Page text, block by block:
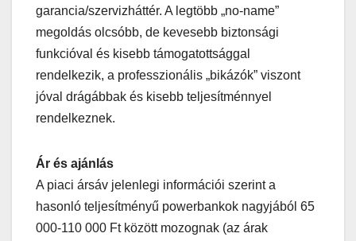
garancia/szervizháttér. A legtöbb „no-name”
megoldás olcsóbb, de kevesebb biztonsági
funkcióval és kisebb támogatottsággal
rendelkezik, a professzionális „bikázók” viszont
jóval drágábbak és kisebb teljesítménnyel
rendelkeznek.
Ár és ajánlás
A piaci ársáv jelenlegi információi szerint a
hasonló teljesítményű powerbankok nagyjából 65
000-110 000 Ft között mozognak (az árak